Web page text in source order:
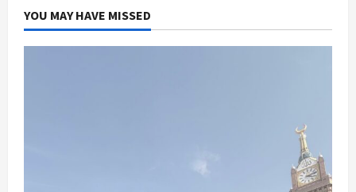
YOU MAY HAVE MISSED